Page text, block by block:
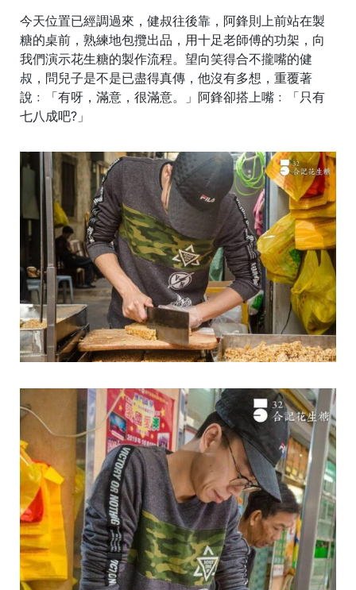
今天位置已經調過來，健叔往後靠，阿鋒則上前站在製
糖的桌前，熟練地包攬出品，用十足老師傅的功架，向
我們演示花生糖的製作流程。望向笑得合不攏嘴的健
叔，問兒子是不是已盡得真傳，他沒有多想，重覆著
說﹕「有呀，滿意，很滿意。」阿鋒卻搭上嘴﹕「只有
七八成吧?」